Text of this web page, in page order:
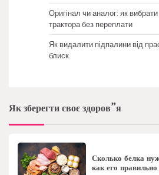
Оригінал чи аналог: як
трактора без переплати
Як видалити підпалини від
блиск
Як зберегти своє здоров”я
Сколько белка
как его